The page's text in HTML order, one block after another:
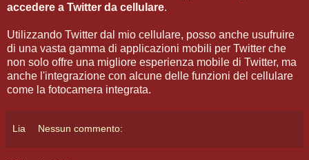
accedere a Twitter da cellulare.
Utilizzando Twitter dal mio cellulare, posso anche usufruire
di una vasta gamma di applicazioni mobili per Twitter che
non solo offre una migliore esperienza mobile di Twitter, ma
anche l'integrazione con alcune delle funzioni del cellulare
come la fotocamera integrata.
Lia Nessun commento: